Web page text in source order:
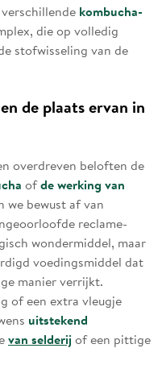
kombucha-
die op volledig
stofwisseling van de
de plaats ervan in
overdreven beloften de
ofde werking van
we bewust af van
reclame-
wondermiddel, maar
voedingsmiddel dat
manier verrijkt.
of een extra vleugje
uitstekend
van selderijof een pittige